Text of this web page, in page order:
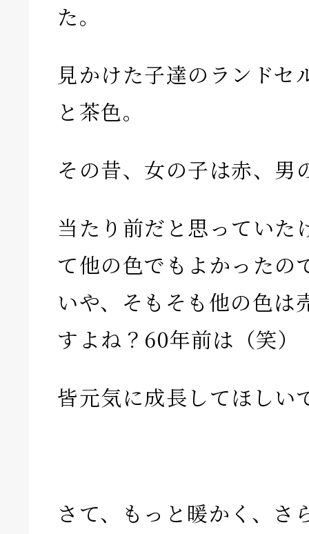
た。
見かけた子達のランドセ
と茶色。
その昔、女の子は赤、男
当たり前だと思っていた
て他の色でもよかったの
いや、そもそも他の色は
すよね？60年前は（笑）
皆元気に成長してほしい
さて、もっと暖かく、さ